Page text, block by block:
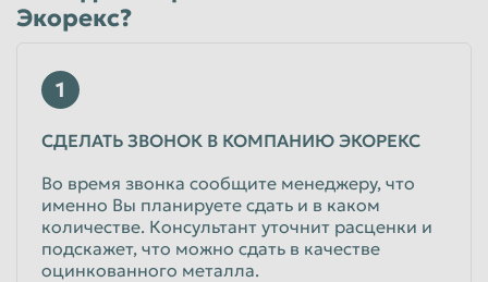
Экорекс?
1
СДЕЛАТЬ ЗВОНОК В КОМПАНИЮ ЭКОРЕКС
Во время звонка сообщите менеджеру, что
именно Вы планируете сдать и в каком
количестве. Консультант уточнит расценки и
подскажет, что можно сдать в качестве
оцинкованного металла.